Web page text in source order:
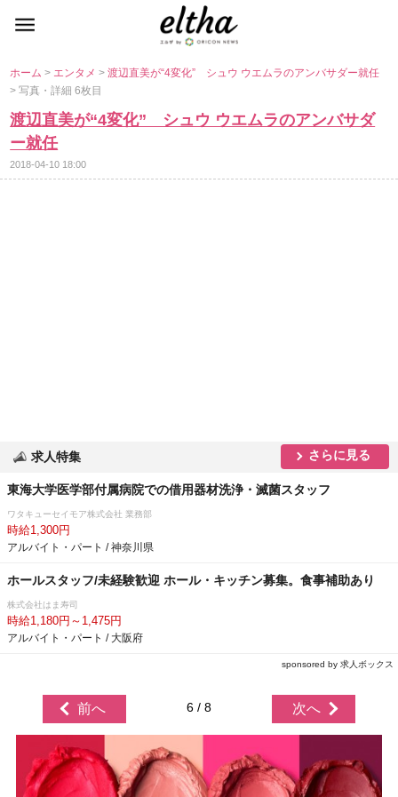
ホーム> エンタメ>渡辺直美が“4変化” シュウ ウエムラのアンバサダー就任
> 写真・詳細 6枚目
渡辺直美が“4変化” シュウ ウエムラのアンバサダ
ー就任
2018-04-10 18:00
求人特集 さらに見る
東海大学医学部付属病院での借用器材洗浄・滅菌スタッフ
ワタキューセイモア株式会社 業務部
時給1,300円
アルバイト・パート / 神奈川県
ホールスタッフ/未経験歓迎 ホール・キッチン募集。食事補助あり
株式会社はま寿司
時給1,180円～1,475円
アルバイト・パート / 大阪府
sponsored by 求人ボックス
前へ 6 / 8 次へ